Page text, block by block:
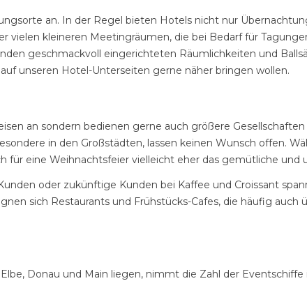
an. In der Regel bieten Hotels nicht nur
vielen kleineren Meetingräumen, die bei Bedarf für
geschmackvoll eingerichteten Räumlichkeiten und
unseren Hotel-Unterseiten gerne näher bringen wollen.
an sondern bedienen gerne auch größere
in den Großstädten, lassen keinen Wunsch offen.
eine Weihnachtsfeier vielleicht eher das gemütliche und
oder zukünftige Kunden bei Kaffee und Croissant
sich Restaurants und Frühstücks-Cafes, die häufig
Donau und Main liegen, nimmt die Zahl der